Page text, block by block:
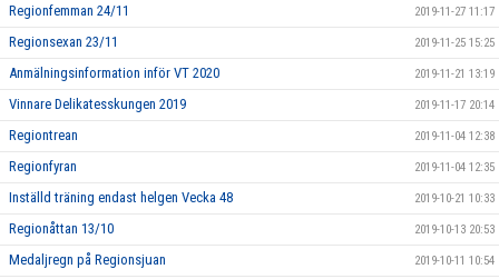
Regionfemman 24/11 2019-11-27 11:17
Regionsexan 23/11 2019-11-25 15:25
Anmälningsinformation inför VT 2020 2019-11-21 13:19
Vinnare Delikatesskungen 2019 2019-11-17 20:14
Regiontrean 2019-11-04 12:38
Regionfyran 2019-11-04 12:35
Inställd träning endast helgen Vecka 48 2019-10-21 10:33
Regionåttan 13/10 2019-10-13 20:53
Medaljregn på Regionsjuan 2019-10-11 10:54